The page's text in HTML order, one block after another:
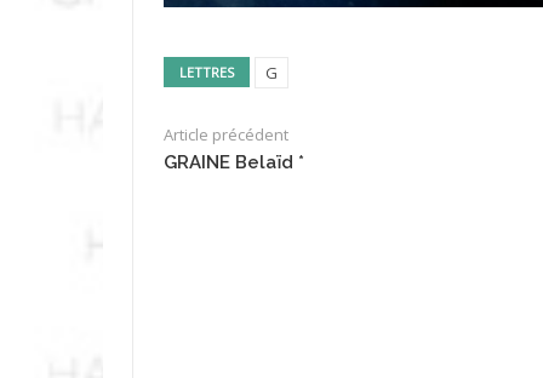
LETTRES G
Article précédent
GRAINE Belaïd *